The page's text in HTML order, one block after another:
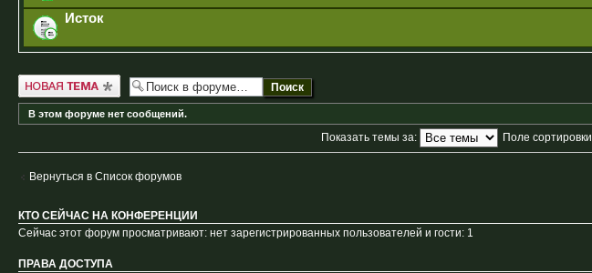
Исток
Новая тема
В этом форуме нет сообщений.
Показать темы за: Поле сортировки
Вернуться в Список форумов
КТО СЕЙЧАС НА КОНФЕРЕНЦИИ
Сейчас этот форум просматривают: нет зарегистрированных пользователей и гости: 1
ПРАВА ДОСТУПА